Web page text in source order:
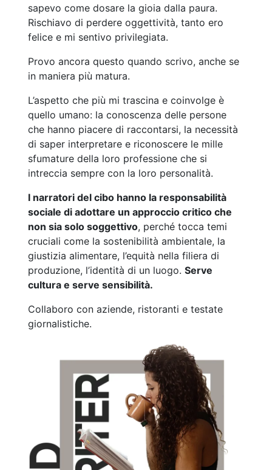
sapevo come dosare la gioia dalla paura.
Rischiavo di perdere oggettività, tanto ero
felice e mi sentivo privilegiata.
Provo ancora questo quando scrivo, anche se
in maniera più matura.
L’aspetto che più mi trascina e coinvolge è
quello umano: la conoscenza delle persone
che hanno piacere di raccontarsi, la necessità
di saper interpretare e riconoscere le mille
sfumature della loro professione che si
intreccia sempre con la loro personalità.
I narratori del cibo hanno la responsabilità
sociale di adottare un approccio critico che
non sia solo soggettivo, perché tocca temi
cruciali come la sostenibilità ambientale, la
giustizia alimentare, l’equità nella filiera di
produzione, l’identità di un luogo. Serve
cultura e serve sensibilità.
Collaboro con aziende, ristoranti e testate
giornalistiche.